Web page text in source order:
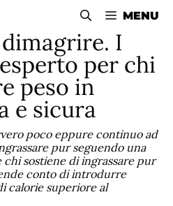
MENU
I
per chi
peso in
e sicura
poco eppure continuo ad
pur seguendo una
sostiene di ingrassare pur
conto di introdurre
calorie superiore al